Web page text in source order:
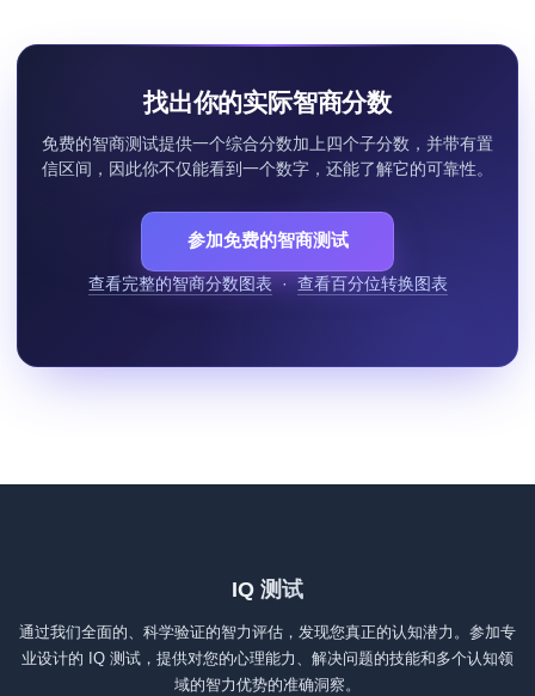
找出你的实际智商分数
免费的智商测试提供一个综合分数加上四个子分数，并带有置
信区间，因此你不仅能看到一个数字，还能了解它的可靠性。
参加免费的智商测试
查看完整的智商分数图表 · 查看百分位转换图表
IQ 测试
通过我们全面的、科学验证的智力评估，发现您真正的认知潜力。参加专
业设计的 IQ 测试，提供对您的心理能力、解决问题的技能和多个认知领
域的智力优势的准确洞察。